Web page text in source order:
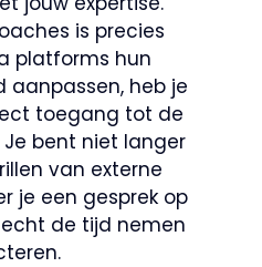
is precies
platforms hun
heb je
toegang tot de
bent niet langer
van externe
je een gesprek op
de tijd nemen